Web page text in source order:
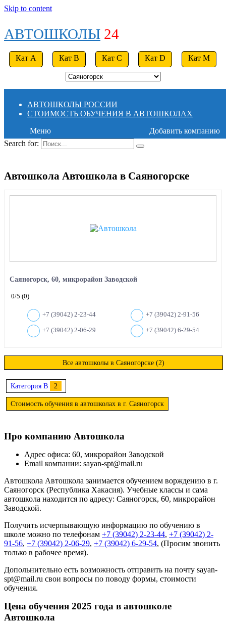
Skip to content
АВТОШКОЛЫ 24
Кат A Кат B Кат C Кат D Кат M
АВТОШКОЛЫ РОССИИ
СТОИМОСТЬ ОБУЧЕНИЯ В АВТОШКОЛАХ
Меню
Добавить компанию
Search for:
Автошкола Автошкола в Саяногорске
Саяногорск, 60, микрорайон Заводской
0/5 (0)
+7 (39042) 2-23-44 +7 (39042) 2-91-56
+7 (39042) 2-06-29 +7 (39042) 6-29-54
Все автошколы в Саяногорске (2)
Категория B 2
Стоимость обучения в автошколах в г. Саяногорск
Про компанию Автошкола
Адрес офиса: 60, микрорайон Заводской
Email компании: sayan-spt@mail.ru
Автошкола Автошкола занимается обучением ворждению в г.
Саяногорск (Республика Хакасия). Учебные классы и сама
автошкола находится по адресу: Саяногорск, 60, микрорайон
Заводской.
Получить исчерпывающую информацию по обучению в
школе можно по телефонам +7 (39042) 2-23-44, +7 (39042) 2-
91-56, +7 (39042) 2-06-29, +7 (39042) 6-29-54, (Просим звонить
только в рабочее время).
Допольнительно есть возможность отправить на почту sayan-
spt@mail.ru свои вопросы по поводу формы, стоимости
обучения.
Цена обучения 2025 года в автошколе
Автошкола